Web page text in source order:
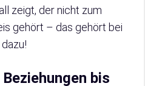
zeigt, der nicht zum
gehört – das gehört bei
bis